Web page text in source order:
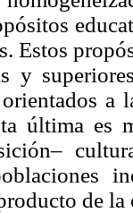
Estos
y
última es
de la